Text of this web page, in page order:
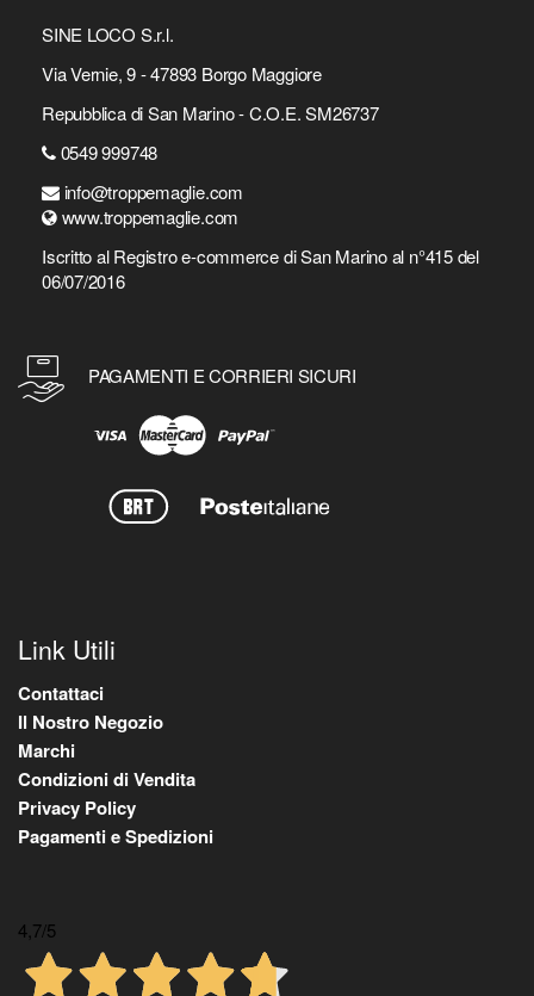
SINE LOCO S.r.l.
Via Vernie, 9 - 47893 Borgo Maggiore
Repubblica di San Marino - C.O.E. SM26737
0549 999748
info@troppemaglie.com
www.troppemaglie.com
Iscritto al Registro e-commerce di San Marino al n°415 del
06/07/2016
PAGAMENTI E CORRIERI SICURI
Link Utili
Contattaci
Il Nostro Negozio
Marchi
Condizioni di Vendita
Privacy Policy
Pagamenti e Spedizioni
4,7/5